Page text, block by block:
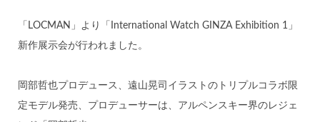
「LOCMAN」より「International Watch GINZA Exhibition 1」
新作展示会が行われました。
岡部哲也プロデュース、遠山晃司イラストのトリプルコラボ限
定モデル発売、プロデューサーは、アルペンスキー界のレジェ